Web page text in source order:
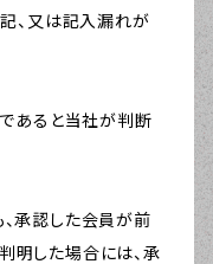
、又は記入漏れが
あると当社が判断
承認した会員が前
明した場合には、承